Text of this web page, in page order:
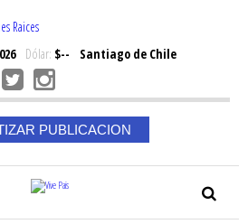
Raices
Dólar: $--
Santiago de Chile
PUBLICACION